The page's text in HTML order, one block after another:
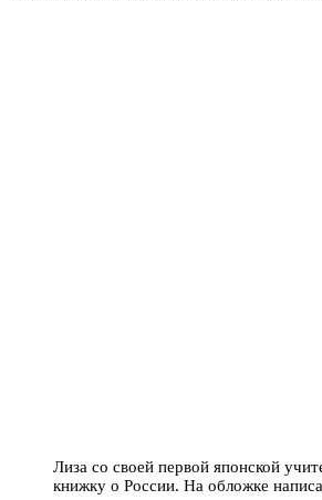
Лиза со своей первой японской
книжку о России. На обложке